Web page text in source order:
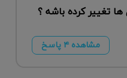
تغییر کرده باشه ؟
مشاهده ۴ پاسخ